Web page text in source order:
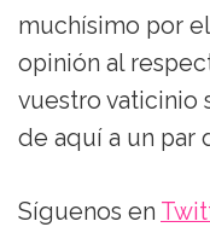
muchísimo por
opinión al
vuestro vaticinio
de aquí a un par
Síguenos en